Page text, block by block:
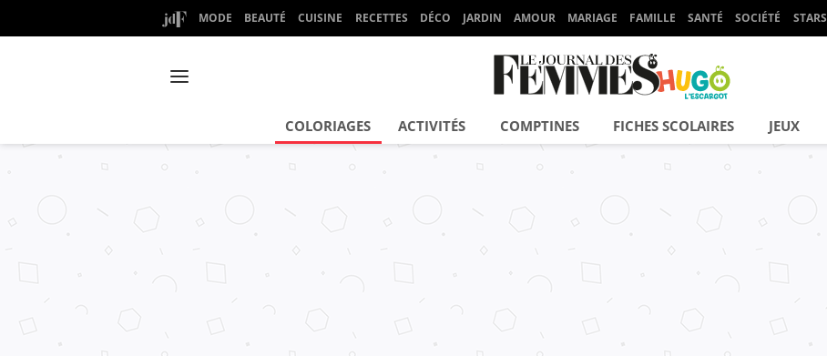
MODE BEAUTÉ CUISINE RECETTES DÉCO JARDIN AMOUR MARIAGE FAMILLE SANTÉ SOCIÉTÉ STARS
COLORIAGES ACTIVITÉS COMPTINES FICHES SCOLAIRES JEUX